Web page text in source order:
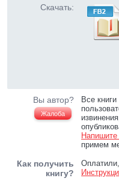
Скачать:
Вы автор?
Жалоба
Все
примем
Как получить
книгу?